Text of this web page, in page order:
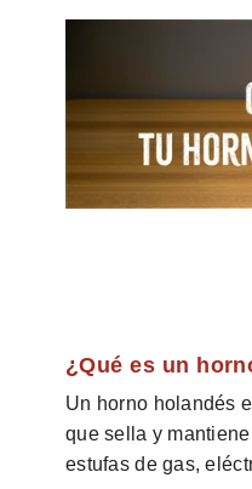
¿Qué es un
Un horno holandés
que sella y mantiene
estufas de gas,